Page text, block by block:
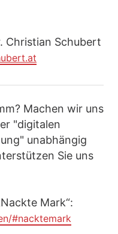
Christian Schubert
Machen wir uns
"digitalen
unabhängig
Sie uns
Mark“:
#nacktemark